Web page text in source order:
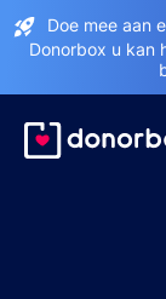
Doe mee aan
Donorbox u kan